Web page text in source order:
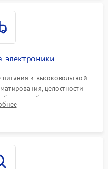
электроники
и высоковольтной
целостности
флажков и
бумаги).